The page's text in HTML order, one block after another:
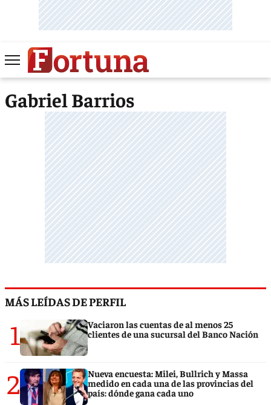
Gabriel Barrios
MÁS LEÍDAS DE PERFIL
1
Vaciaron las cuentas de al menos 25
clientes de una sucursal del Banco Nación
2
Nueva encuesta: Milei, Bullrich y Massa
medido en cada una de las provincias del
país: dónde gana cada uno